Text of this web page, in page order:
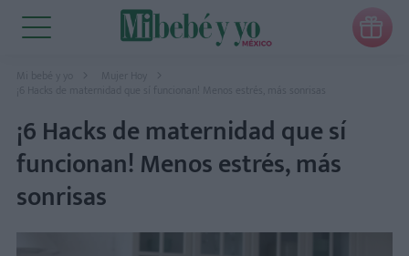

Mi bebé y yo
Mujer Hoy
¡6 Hacks de maternidad que sí funcionan! Menos estrés, más sonrisas
¡6 Hacks de maternidad que sí
funcionan! Menos estrés, más
sonrisas